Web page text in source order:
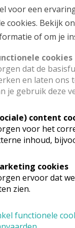
PASTORALE
voor een
cookies. Bekijk
of om je
cookies
dat de
en laten ons
je gebruik deze
content
voor het
inhoud,
cookies
ervoor dat
zien.
functionele